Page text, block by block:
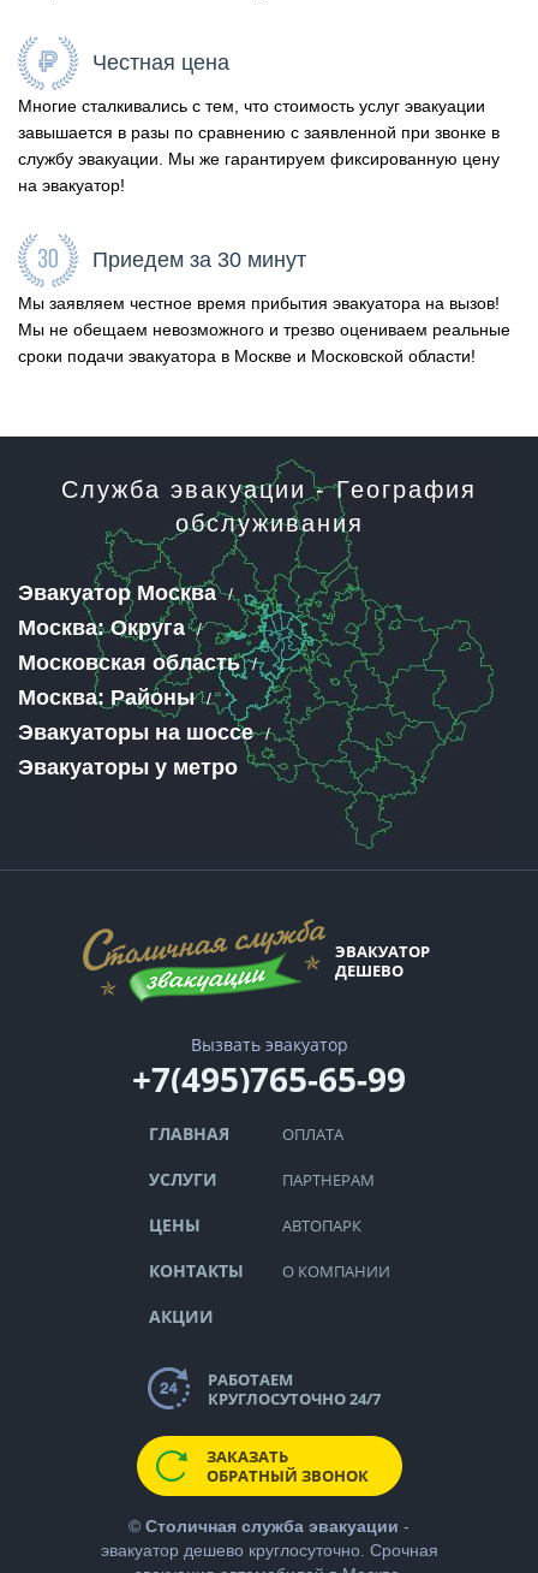
Честная цена
Многие сталкивались с тем, что стоимость услуг эвакуации
завышается в разы по сравнению с заявленной при звонке в
службу эвакуации. Мы же гарантируем фиксированную цену
на эвакуатор!
Приедем за 30 минут
Мы заявляем честное время прибытия эвакуатора на вызов!
Мы не обещаем невозможного и трезво оцениваем реальные
сроки подачи эвакуатора в Москве и Московской области!
Служба эвакуации - География
обслуживания
Эвакуатор Москва
Москва: Округа
Московская область
Москва: Районы
Эвакуаторы на шоссе
Эвакуаторы у метро
ЭВАКУАТОР
ДЕШЕВО
Вызвать эвакуатор
+7(495)765-65-99
ГЛАВНАЯ
УСЛУГИ
ЦЕНЫ
КОНТАКТЫ
АКЦИИ
ОПЛАТА
ПАРТНЕРАМ
АВТОПАРК
О КОМПАНИИ
РАБОТАЕМ
КРУГЛОСУТОЧНО 24/7
ЗАКАЗАТЬ
ОБРАТНЫЙ ЗВОНОК
© Столичная служба эвакуации -
эвакуатор дешевокруглосуточно. Срочная